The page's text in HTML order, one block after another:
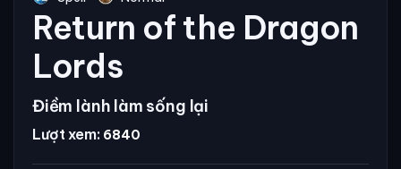
Return of the Dragon
Lords
Điềm lành làm sống lại
Lượt xem: 6840